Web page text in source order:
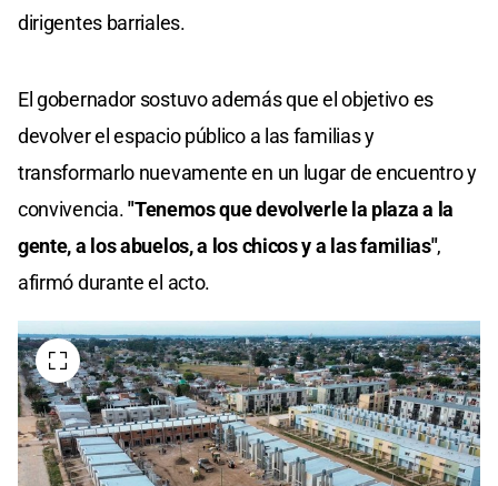
dirigentes barriales.
El gobernador sostuvo además que el objetivo es
devolver el espacio público a las familias y
transformarlo nuevamente en un lugar de encuentro y
convivencia."Tenemos que devolverle la plaza a la
gente, a los abuelos, a los chicos y a las familias",
afirmó durante el acto.